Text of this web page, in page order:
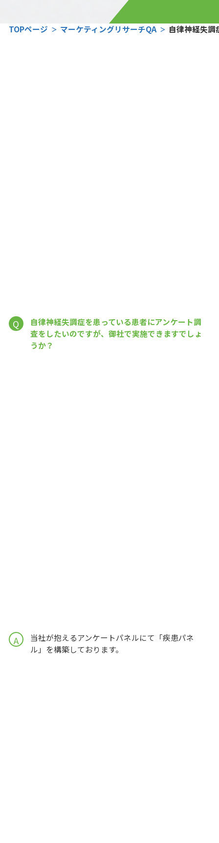
TOPページ マーケティングリサーチQA 自律神経失
Q
自律神経失調症を患っている患者にアンケート調
査をしたいのですが、御社で実施できますでしょ
うか？
A
当社が抱えるアンケートパネルにて「疾患パネ
ル」を構築しております。